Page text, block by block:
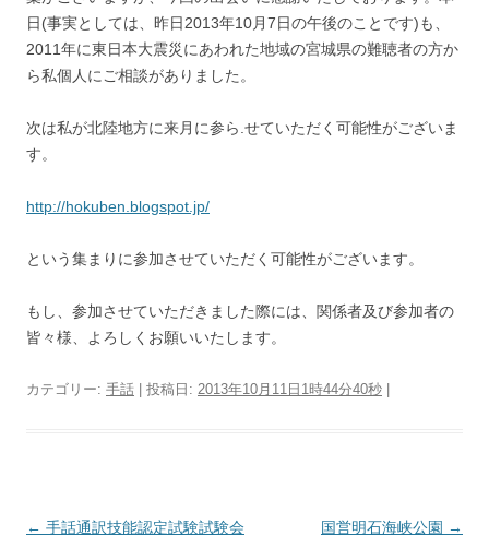
日(事実としては、昨日2013年10月7日の午後のことです)も、
2011年に東日本大震災にあわれた地域の宮城県の難聴者の方か
ら私個人にご相談がありました。
次は私が北陸地方に来月に参ら.せていただく可能性がございま
す。
http://hokuben.blogspot.jp/
という集まりに参加させていただく可能性がございます。
もし、参加させていただきました際には、関係者及び参加者の
皆々様、よろしくお願いいたします。
カテゴリー: 手話 | 投稿日: 2013年10月11日1時44分40秒
投
← 手話通訳技能認定試験試験会
国営明石海峡公園 →